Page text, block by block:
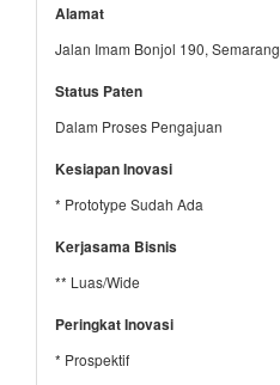
Alamat
Jalan Imam Bonjol 190, Semarang
Status Paten
Dalam Proses Pengajuan
Kesiapan Inovasi
* Prototype Sudah Ada
Kerjasama Bisnis
** Luas/Wide
Peringkat Inovasi
* Prospektif